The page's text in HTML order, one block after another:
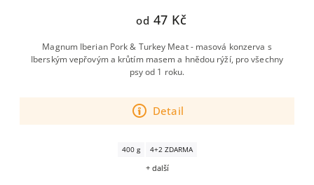
od 47 Kč
Detail
Magnum Iberian Pork & Turkey Meat - masová konzerva s
Iberským vepřovým a krůtím masem a hnědou rýží, pro všechny
psy od 1 roku.
400 g 4+2 ZDARMA
+ další